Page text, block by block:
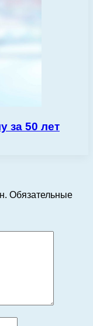
за 50 лет
Обязательные